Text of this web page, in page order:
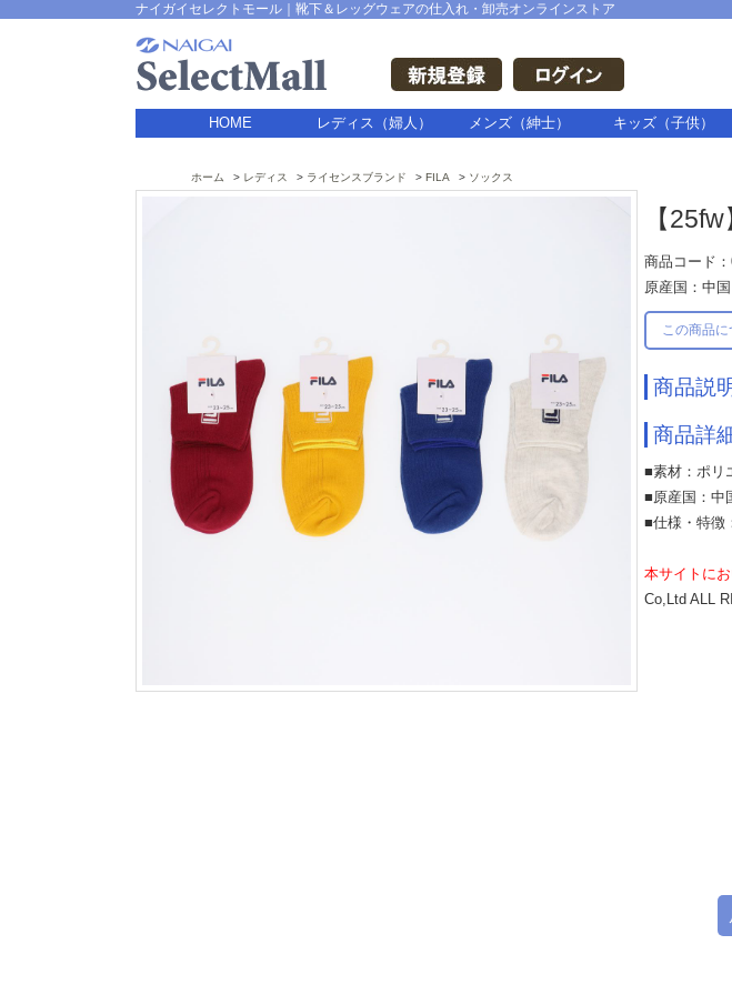
ナイガイセレクトモール｜靴下＆レッグウェアの仕入れ・卸売オンラインストア
HOME レディス（婦人） メンズ（紳士） キッズ（子供）
ホーム レディス ライセンスブランド FILA ソックス
【
商品コード
原産国：中国
この商品
商品説
商品詳
■素材：ポリ
■原産国：中
■仕様・特徴
本サイトに
Co,Ltd ALL